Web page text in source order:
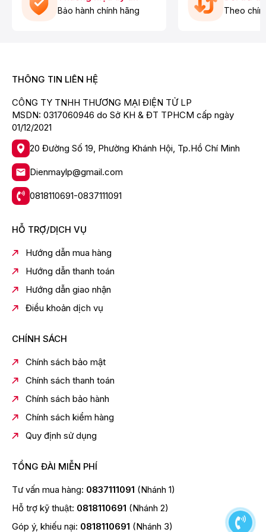
Bánh Xe Lớn Φ180mm
qua những khu vực mặt sàn có độ cao khác nhau.
Khí Xả Sạch Sẽ
Bộ Lọc HEPA
giúp không khí thoát ra trong lành hơn.
Bộ Lọc Nano Titanium
khuẩn và khử mùi mạnh mẽ.
Bảo hành chính hãng Theo
THÔNG TIN LIÊN HỆ
CÔNG TY TNHH THƯƠNG MẠI ĐIỆN TỬ LP
MSDN: 0317060946 do Sở KH & ĐT TPHCM cấp ngày
01/12/2021
20 Đường Số 19, Phường Khánh Hội, Tp.Hồ Chí Minh
Dienmaylp@gmail.com
0818110691-0837111091
HỖ TRỢ/DỊCH VỤ
Hướng dẫn mua hàng
Hướng dẫn thanh toán
Hướng dẫn giao nhận
Điều khoản dịch vụ
CHÍNH SÁCH
Chính sách bảo mật
Chính sách thanh toán
Chính sách bảo hành
Chính sách kiểm hàng
Quy định sử dụng
TỔNG ĐÀI MIỄN PHÍ
Tư vấn mua hàng: 0837111091 (Nhánh 1)
Hỗ trợ kỹ thuật: 0818110691 (Nhánh 2)
Góp ý, khiếu nại: 0818110691 (Nhánh 3)